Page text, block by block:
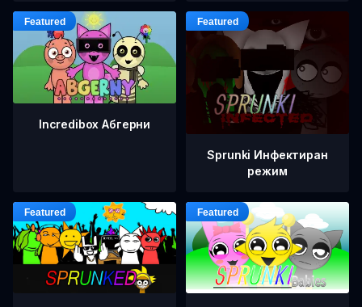
Incredibox Абгерни
Sprunki Инфектиран
режим